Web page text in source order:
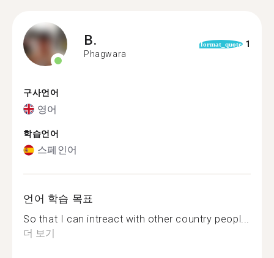
B.
Phagwara
format_quote 1
구사언어
영어
학습언어
스페인어
언어 학습 목표
So that I can intreact with other country peopl...
더 보기